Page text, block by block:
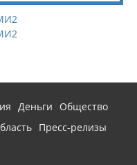
Деньги
Общество
Пресс-релизы